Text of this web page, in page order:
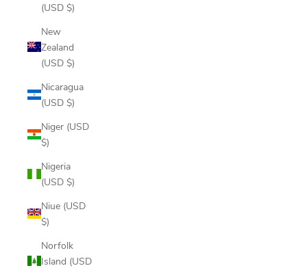
(USD $)
New
Zealand
(USD $)
Nicaragua
(USD $)
Niger (USD
$)
Nigeria
(USD $)
Niue (USD
$)
Norfolk
Island (USD